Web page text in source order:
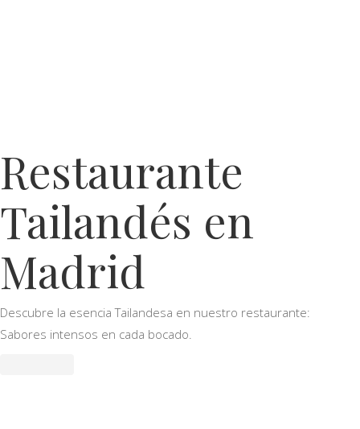
Restaurante
Tailandés en
Madrid
Descubre la esencia Tailandesa en nuestro restaurante:
Sabores intensos en cada bocado.